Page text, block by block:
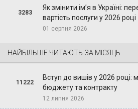
3283
Як змінити ім’я в Україні:
вартість послуги у 2026 році
01 серпня 2026
НАЙБІЛЬШЕ ЧИТАЮТЬ ЗА МІСЯЦЬ
11222
Вступ до вишів у 2026 році:
бюджету та контракту
12 липня 2026